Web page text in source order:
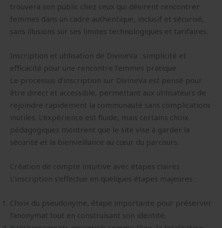
trouvera son public chez ceux qui désirent rencontrer
femmes dans un cadre authentique, inclusif et sécurisé,
sans illusions sur ses limites technologiques et tarifaires.
Inscription et utilisation de DivineVa : simplicité et
efficacité pour une rencontre femmes pratique
Le processus d’inscription sur DivineVa est pensé pour
être direct et accessible, permettant aux utilisateurs de
rejoindre rapidement la communauté sans complications
inutiles. L’expérience est fluide, mais certains choix
pédagogiques montrent que le site vise à garder la
sécurité et la bienveillance au cœur du parcours.
Création de compte intuitive avec étapes claires
L’inscription s’effectue en quelques étapes majeures :
Choix du pseudonyme, étape importante pour préserver
l’anonymat tout en construisant son identité.